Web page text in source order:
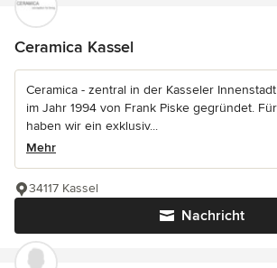
Ceramica Kassel
Ceramica - zentral in der Kasseler
im Jahr 1994 von Frank Piske gegründet.
haben wir ein exklusiv...
Mehr
Nachricht
34117 Kassel